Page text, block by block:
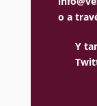
o a
Y